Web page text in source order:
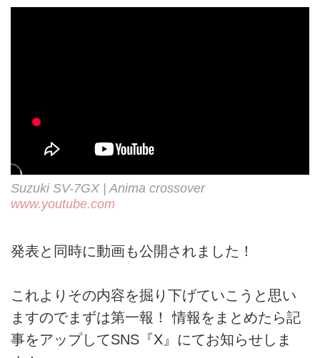
Suzuki SV-7GX | Anima crossover
www.youtube.com
発表と同時に動画も公開されました！
これよりその内容を掘り下げていこうと思い
ますのでまずは第一報！ 情報をまとめたら記
事をアップしてSNS『X』にてお知らせしま